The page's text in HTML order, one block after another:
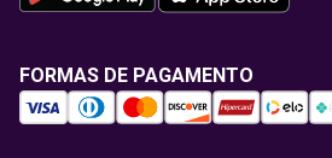
FORMAS DE PAGAMENTO